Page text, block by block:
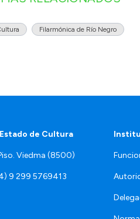
Filarmónica de Río Negro
de Cultura
Viedma (8500)
9 299 5769413